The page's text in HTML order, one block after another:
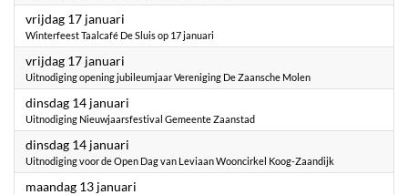
vrijdag 17 januari
Winterfeest Taalcafé De Sluis op 17 januari
vrijdag 17 januari
Uitnodiging opening jubileumjaar Vereniging De Zaansche Molen
dinsdag 14 januari
Uitnodiging Nieuwjaarsfestival Gemeente Zaanstad
dinsdag 14 januari
Uitnodiging voor de Open Dag van Leviaan Wooncirkel Koog-Zaandijk
maandag 13 januari